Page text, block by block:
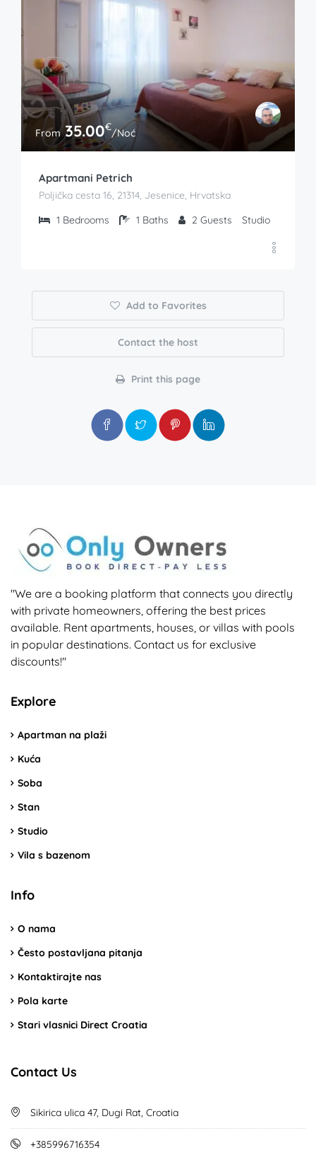
From35.00€/Noć
Apartmani Petrich
Poljička cesta 16, 21314, Jesenice, Hrvatska
1 Bedrooms 1 Baths 2 Guests Studio
Add to Favorites
Contact the host
Print this page
"We are a booking platform that connects you directly
with private homeowners, offering the best prices
available. Rent apartments, houses, or villas with pools
in popular destinations. Contact us for exclusive
discounts!"
Explore
Apartman na plaži
Kuća
Soba
Stan
Studio
Vila s bazenom
Info
O nama
Često postavljana pitanja
Kontaktirajte nas
Pola karte
Stari vlasnici Direct Croatia
Contact Us
Sikirica ulica 47, Dugi Rat, Croatia
+385996716354